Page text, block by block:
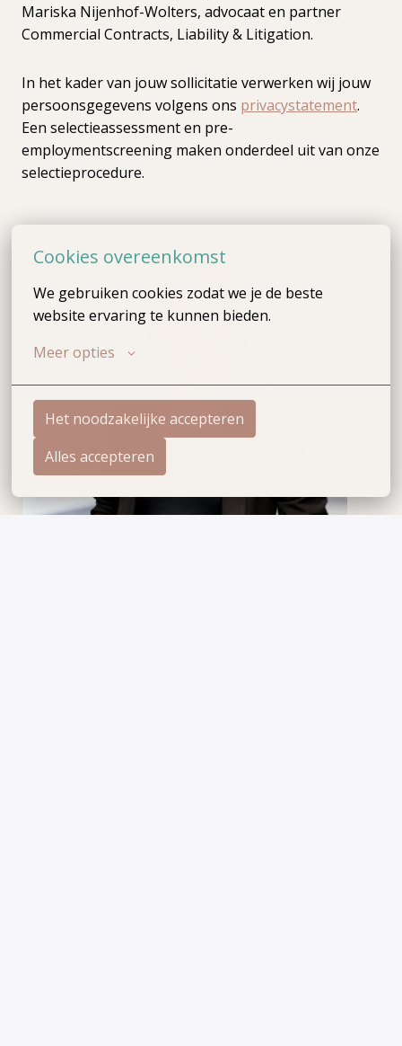
Cookies overeenkomst
We gebruiken cookies zodat we je de beste
website ervaring te kunnen bieden.
Meer opties
Het noodzakelijke accepteren
Alles accepteren
Mariska Nijenhof-Wolters, advocaat en partner
Commercial Contracts, Liability & Litigation.
In het kader van jouw sollicitatie verwerken wij jouw
persoonsgegevens volgens ons privacystatement.
Een selectieassessment en pre-
employmentscreening maken onderdeel uit van onze
selectieprocedure.